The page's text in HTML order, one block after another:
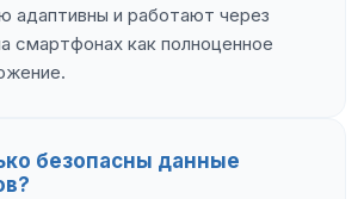
адаптивны и работают через
смартфонах как полноценное
безопасны данные